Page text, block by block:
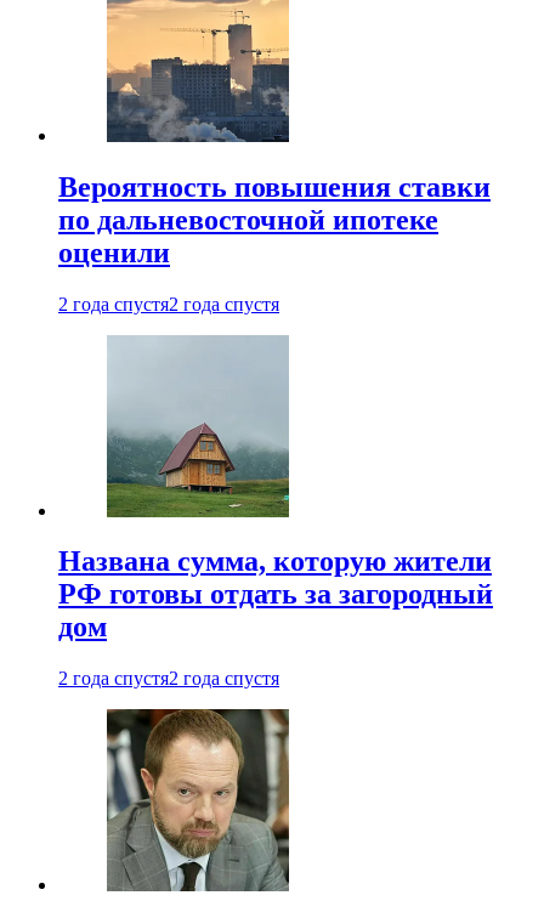
Вероятность повышения ставки
по дальневосточной ипотеке
оценили
2 года спустя2 года спустя
Названа сумма, которую жители
РФ готовы отдать за загородный
дом
2 года спустя2 года спустя